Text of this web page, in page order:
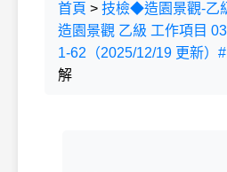
首頁 > 技檢◆造園景觀-乙
造園景觀 乙級 工作項目
1-62（2025/12/19 更新）
解